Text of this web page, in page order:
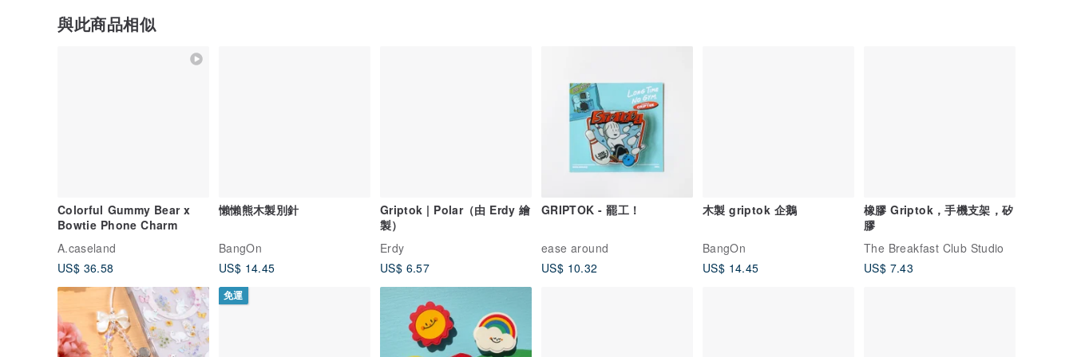
與此商品相似
Colorful Gummy Bear x
Bowtie Phone Charm
A.caseland
US$ 36.58
懶懶熊木製別針
BangOn
US$ 14.45
Griptok | Polar（由 Erdy 繪
製）
Erdy
US$ 6.57
GRIPTOK - 罷工！
ease around
US$ 10.32
木製 griptok 企鵝
BangOn
US$ 14.45
橡膠 Griptok，手機支架，矽
膠
The Breakfast Club Studio
US$ 7.43
免運